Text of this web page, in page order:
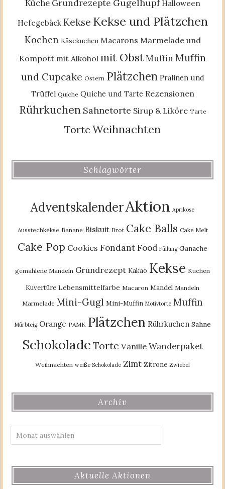
Küche Grundrezepte Gugelhupf Halloween
Hefegebäck Kekse Kekse und Plätzchen
Kochen Käsekuchen Macarons Marmelade und
Kompott mit Alkohol mit ObstMuffin Muffin
und Cupcake Ostern Plätzchen Pralinen und
Trüffel Quiche Quiche und Tarte Rezensionen
Rührkuchen Sahnetorte Sirup & Liköre Tarte
Torte Weihnachten
Schlagwörter
AdventskalenderAktion Aprikose
Ausstechkekse Banane Biskuit Brot Cake Balls Cake Melt
Cake Pop Cookies Fondant Food Füllung Ganache
gemahlene Mandeln Grundrezept Kakao Kekse Kuchen
Kuvertüre Lebensmittelfarbe Macaron Mandel Mandeln
Marmelade Mini-Gugl Mini-Muffin Motivtorte Muffin
Mürbteig Orange PAMK Plätzchen Rührkuchen Sahne
Schokolade Torte Vanille Wanderpaket
Weihnachten weiße Schokolade Zimt Zitrone Zwiebel
Archiv
Aktuelle Aktionen